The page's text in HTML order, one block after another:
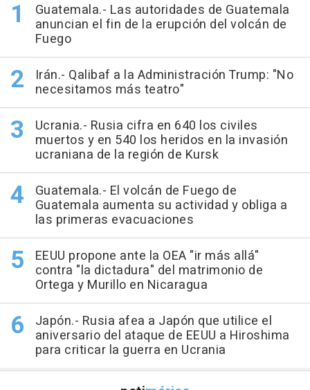
Guatemala.- Las autoridades de Guatemala
anuncian el fin de la erupción del volcán de
Fuego
Irán.- Qalibaf a la Administración Trump: "No
necesitamos más teatro"
Ucrania.- Rusia cifra en 640 los civiles
muertos y en 540 los heridos en la invasión
ucraniana de la región de Kursk
Guatemala.- El volcán de Fuego de
Guatemala aumenta su actividad y obliga a
las primeras evacuaciones
EEUU propone ante la OEA "ir más allá"
contra "la dictadura" del matrimonio de
Ortega y Murillo en Nicaragua
Japón.- Rusia afea a Japón que utilice el
aniversario del ataque de EEUU a Hiroshima
para criticar la guerra en Ucrania